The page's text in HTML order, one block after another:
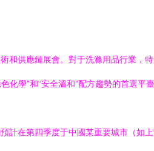
和供應鏈展會。對于洗滌用品行業
學”和“安全溫和”配方趨勢的首選平臺
在第四季度于中國某重要城市（如